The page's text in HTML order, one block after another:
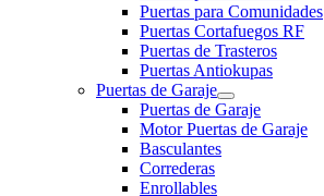
Puertas para Comunidades
Puertas Cortafuegos RF
Puertas de Trasteros
Puertas Antiokupas
Puertas de Garaje
Puertas de Garaje
Motor Puertas de Garaje
Basculantes
Correderas
Enrollables